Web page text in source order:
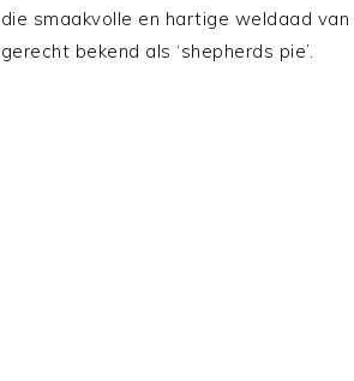
die smaakvolle en hartige weldaad
gerecht bekend als ‘shepherds pie’.